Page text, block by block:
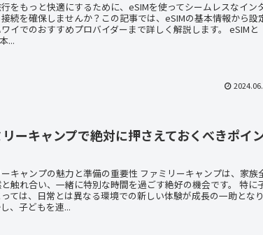
をもっと快適にするために、eSIMを使ってシームレスなイン
続を確保しませんか？この記事では、eSIMの基本情報から設
イでのおすすめプロバイダーまで詳しく解説します。 eSIMと
...
ーキャンプで絶対に押さえておくべきポイ
キャンプの魅力と準備の重要性 ファミリーキャンプは、家族
触れ合い、一緒に特別な時間を過ごす絶好の機会です。 特に
ては、日常とは異なる環境での新しい体験が成長の一助とな
、子どもを連...